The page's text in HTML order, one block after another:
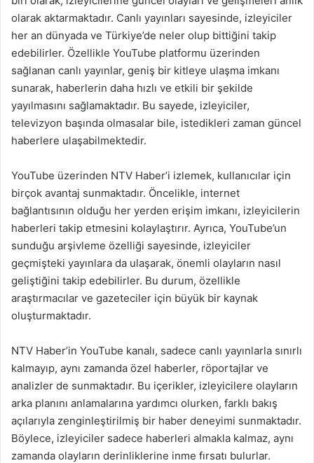
olarak aktarmaktadır. Canlı yayınları sayesinde, izleyiciler
her an dünyada ve Türkiye’de neler olup bittiğini takip
edebilirler. Özellikle YouTube platformu üzerinden
sağlanan canlı yayınlar, geniş bir kitleye ulaşma imkanı
sunarak, haberlerin daha hızlı ve etkili bir şekilde
yayılmasını sağlamaktadır. Bu sayede, izleyiciler,
televizyon başında olmasalar bile, istedikleri zaman güncel
haberlere ulaşabilmektedir.
YouTube üzerinden NTV Haber’i izlemek, kullanıcılar için
birçok avantaj sunmaktadır. Öncelikle, internet
bağlantısının olduğu her yerden erişim imkanı, izleyicilerin
haberleri takip etmesini kolaylaştırır. Ayrıca, YouTube’un
sunduğu arşivleme özelliği sayesinde, izleyiciler
geçmişteki yayınlara da ulaşarak, önemli olayların nasıl
geliştiğini takip edebilirler. Bu durum, özellikle
araştırmacılar ve gazeteciler için büyük bir kaynak
oluşturmaktadır.
NTV Haber’in YouTube kanalı, sadece canlı yayınlarla sınırlı
kalmayıp, aynı zamanda özel haberler, röportajlar ve
analizler de sunmaktadır. Bu içerikler, izleyicilere olayların
arka planını anlamalarına yardımcı olurken, farklı bakış
açılarıyla zenginleştirilmiş bir haber deneyimi sunmaktadır.
Böylece, izleyiciler sadece haberleri almakla kalmaz, aynı
zamanda olayların derinliklerine inme fırsatı bulurlar.